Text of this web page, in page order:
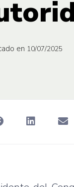
en 10/07/2025